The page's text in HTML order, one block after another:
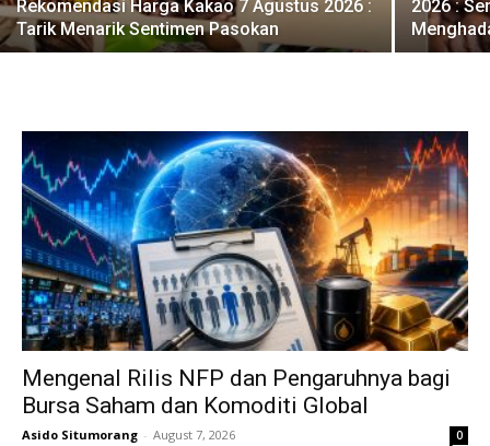
Rekomendasi Harga Kakao 7 Agustus 2026 :
Tarik Menarik Sentimen Pasokan
2026 :
Mengenal Rilis NFP dan Pengaruhnya bagi
Bursa Saham dan Komoditi Global
Asido Situmorang - August 7, 2026 0